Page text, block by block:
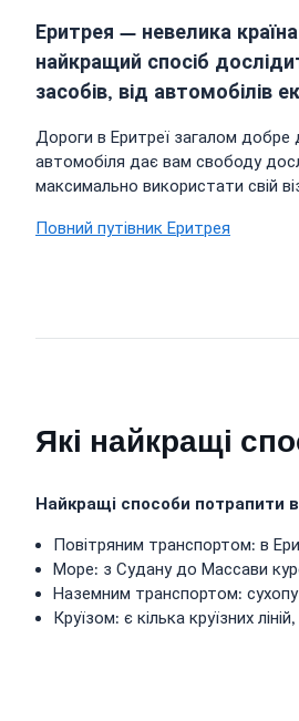
Еритрея — невелика
найкращий спосіб
засобів, від
Дороги в Еритреї загалом добре
автомобіля дає вам свободу
максимально використати свій
Повний путівник Еритрея
Які найкращі
Найкращі способи потрапити
Повітряним транспортом: в
Море: з Судану до Массави
Наземним транспортом:
Круїзом: є кілька круїзних